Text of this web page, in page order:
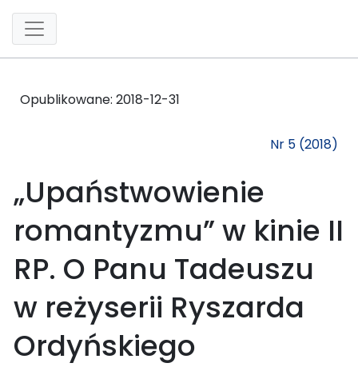
Opublikowane: 2018-12-31
Nr 5 (2018)
„Upaństwowienie
romantyzmu” w kinie II
RP. O Panu Tadeuszu
w reżyserii Ryszarda
Ordyńskiego